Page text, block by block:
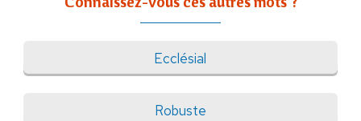
Ecclésial
Robuste